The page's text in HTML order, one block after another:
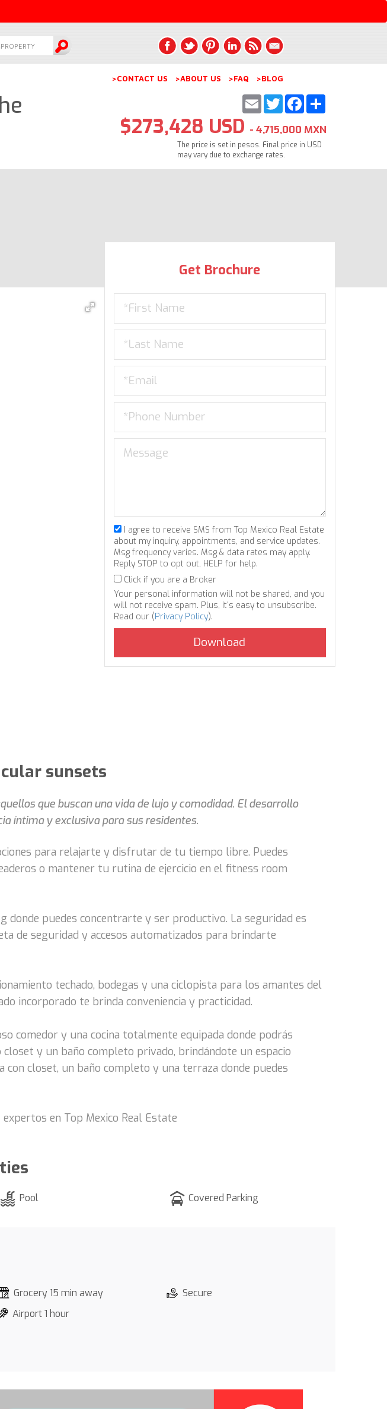
>CONTACT US >ABOUT US >FAQ >BLOG
Share
Facebook
Twitter
Email
$273,428 USD - 4,715,000 MXN
The price is set in pesos. Final price in USD
may vary due to exchange rates.
Get Brochure
I agree to receive SMS from Top Mexico Real Estate
about my inquiry, appointments, and service updates.
Msg frequency varies. Msg & data rates may apply.
Reply STOP to opt out, HELP for help.
Click if you are a Broker
Your personal information will not be shared, and you
will not receive spam. Plus, it's easy to unsubscribe.
Read our (Privacy Policy).
sunsets
que buscan una vida de lujo y comodidad. El desarrollo
íntima y exclusiva para sus residentes.
para relajarte y disfrutar de tu tiempo libre. Puedes
o mantener tu rutina de ejercicio en el fitness room
donde puedes concentrarte y ser productivo. La seguridad es
de seguridad y accesos automatizados para brindarte
techado, bodegas y una ciclopista para los amantes del
incorporado te brinda conveniencia y practicidad.
comedor y una cocina totalmente equipada donde podrás
y un baño completo privado, brindándote un espacio
closet, un baño completo y una terraza donde puedes
en Top Mexico Real Estate
Pool Covered Parking
Grocery 15 min away
Secure
Airport 1 hour